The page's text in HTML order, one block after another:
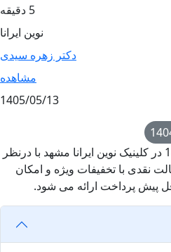
5 دقیقه
نوین ایرانا
دکتر زهره سیدی
مشاهده
1405/05/13
هزینه تزریق چربی در سال 1405 در کلینیک نوین ایرانا مشهد با درنظر
نقدی با تخفیفات ویژه و امکان
پیش پرداخت ارائه می شود.